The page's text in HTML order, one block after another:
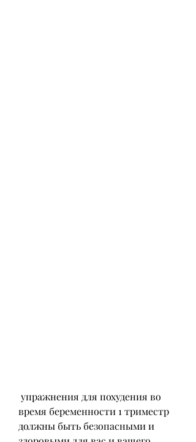
время беременности 1 триместр
должны быть безопасными и